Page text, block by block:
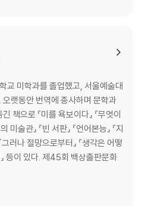
교 미학과를 졸업했고, 서울예술대
랫동안 번역에 종사하며 문학과
책으로 『미를 욕보이다』 『무엇이
술관』 『빈 서판』 『언어본능』 『지
그러나 절망으로부터』 『생각은 어떻
등이 있다. 제45회 백상출판문화